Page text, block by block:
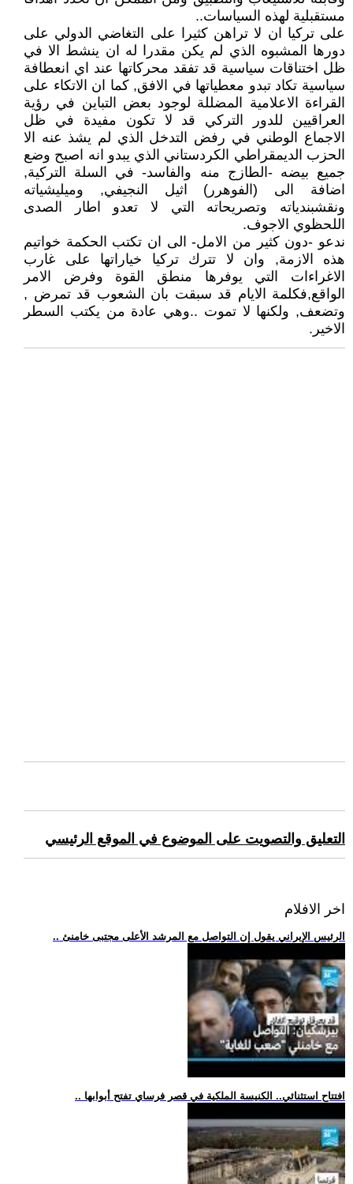
مستقبلية لهذه السياسات..
على تركيا ان لا تراهن كثيرا على التغاضي الدولي على
دورها المشبوه الذي لم يكن مقدرا له ان ينشط الا في
ظل اختناقات سياسية قد تفقد محركاتها عند اي انعطافة
سياسية تكاد تبدو معطياتها في الافق, كما ان الاتكاء على
القراءة الاعلامية المضللة لوجود بعض التباين في رؤية
العراقيين للدور التركي قد لا تكون مفيدة في ظل
الاجماع الوطني في رفض التدخل الذي لم يشذ عنه الا
الحزب الديمقراطي الكردستاني الذي يبدو انه اصبح وضع
جميع بيضه -الطازج منه والفاسد- في السلة التركية,
اضافة الى (الفوهرر) اثيل النجيفي, وميليشياته
ونقشبندياته وتصريحاته التي لا تعدو اطار الصدى
اللحظوي الاجوف.
ندعو -دون كثير من الامل- الى ان تكتب الحكمة خواتيم
هذه الازمة, وان لا تترك تركيا خياراتها على غارب
الاغراءات التي يوفرها منطق القوة وفرض الامر
الواقع,فكلمة الايام قد سبقت بان الشعوب قد تمرض ,
وتضعف, ولكنها لا تموت ..وهي عادة من يكتب السطر
الاخير.
التعليق والتصويت على الموضوع في الموقع الرئيسي
اخر الافلام
.. الرئيس الإيراني يقول إن التواصل مع المرشد الأعلى مجتبى خامنئ
.. افتتاح استثنائي.. الكنيسة الملكية في قصر فرساي تفتح أبوابها